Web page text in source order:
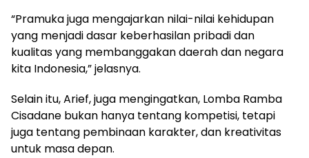
“Pramuka juga mengajarkan nilai-nilai kehidupan
yang menjadi dasar keberhasilan pribadi dan
kualitas yang membanggakan daerah dan negara
kita Indonesia,” jelasnya.
Selain itu, Arief, juga mengingatkan, Lomba Ramba
Cisadane bukan hanya tentang kompetisi, tetapi
juga tentang pembinaan karakter, dan kreativitas
untuk masa depan.